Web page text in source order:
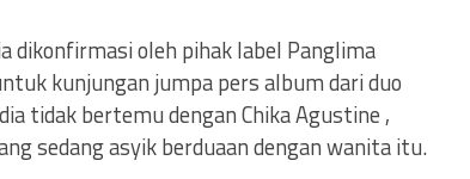
dikonfirmasi oleh pihak label Panglima
kunjungan jumpa pers album dari duo
tidak bertemu dengan Chika Agustine ,
sedang asyik berduaan dengan wanita itu.